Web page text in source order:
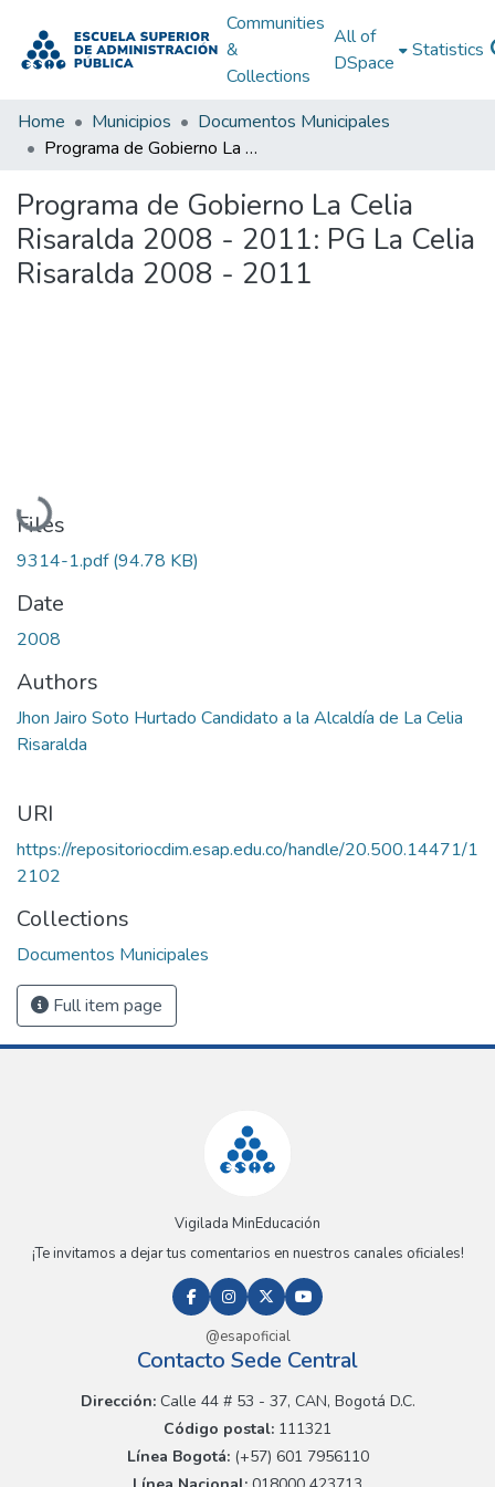
Communities
&
Collections
All of
DSpace
Statistics
Home Municipios
Documentos Municipales
Programa de Gobierno La Celia Risaralda 2008 - 2011: PG La Celia Risaralda 2008 - 2011
Programa de Gobierno La Celia
Risaralda 2008 - 2011: PG La Celia
Risaralda 2008 - 2011
Loading...
Files
9314-1.pdf(94.78 KB)
Date
2008
Authors
Jhon Jairo Soto Hurtado Candidato a la Alcaldía de La Celia
Risaralda
URI
https://repositoriocdim.esap.edu.co/handle/20.500.14471/1
2102
Collections
Documentos Municipales
Full item page
Vigilada MinEducación
¡Te invitamos a dejar tus comentarios en nuestros canales oficiales!
@esapoficial
Contacto Sede Central
Dirección:Calle 44 # 53 - 37, CAN, Bogotá D.C.
Código postal: 111321
Línea Bogotá:(+57) 601 7956110